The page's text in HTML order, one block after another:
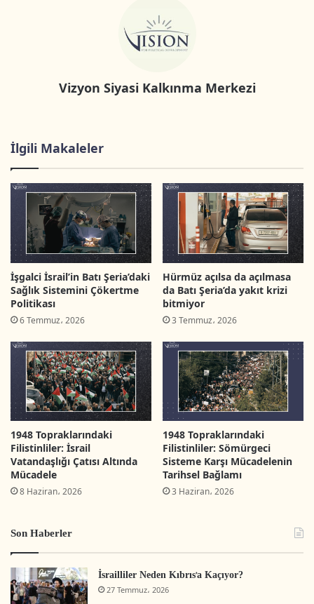
yerleşimcliğin türü, yerleşim kolonileri ve
karakollarına dair bilgiler, ırkçı ayrımcı duvar, by
üslere dair istatistik bilgiler aktarılmıştır. Son
Kitaba ulaşmak için (Arapça)tıklayınız.
kitap Yerleşim Birimleri ve Ayrım Duvarı
Vizyon Siyasi Kalkınma Merkezi
İlgili Makaleler
İşgalci İsrail’in Batı Şeria’daki
Sağlık Sistemini Çökertme
Politikası
6 Temmuz، 2026
Hürmüz açılsa da açılmasa
da Batı Şeria’da yakıt krizi
bitmiyor
3 Temmuz، 2026
1948 Topraklarındaki
Filistinliler: İsrail
Vatandaşlığı Çatısı Altında
Mücadele
8 Haziran، 2026
1948 Topraklarındaki
Filistinliler: Sömürgeci
Sisteme Karşı Mücadelenin
Tarihsel Bağlamı
3 Haziran، 2026
Son Haberler
İsrailliler Neden Kıbrıs’a Kaçıyor?
27 Temmuz، 2026